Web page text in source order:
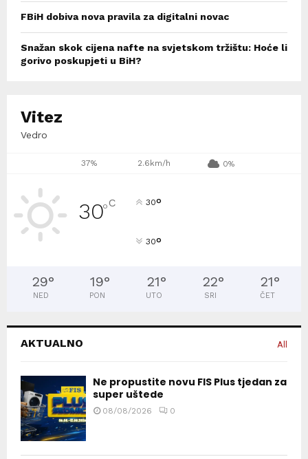
FBiH dobiva nova pravila za digitalni novac
Snažan skok cijena nafte na svjetskom tržištu: Hoće li
gorivo poskupjeti u BiH?
Vitez
Vedro
37% 2.6km/h 0%
30°C 30°
30°
29°
NED
19°
PON
21°
UTO
22°
SRI
21°
ČET
AKTUALNO All
Ne propustite novu FIS Plus tjedan za
super uštede
08/08/2026 0